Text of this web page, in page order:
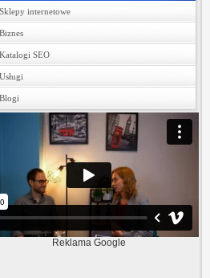
Sklepy internetowe
Biznes
Katalogi SEO
Usługi
Blogi
Reklama Google